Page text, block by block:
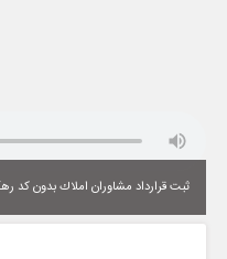
ثبت قرارداد مشاوران املاك بدون